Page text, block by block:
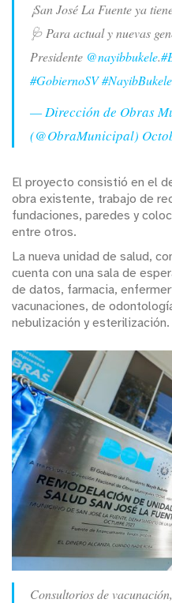
¡San José La Fuente ya
🩺 Para actual y nuevas
Presidente @nayibbukele.
#GobiernoSV#NayibBukele
— Dirección de Obras
(@ObraMunicipal)
El proyecto consistió en el
obra existente, trabajo de
fundaciones, paredes y
entre otros.
La nueva unidad de salud,
cuenta con una sala de
de datos, farmacia,
vacunaciones, de
nebulización y esterilización.
Consultorios de